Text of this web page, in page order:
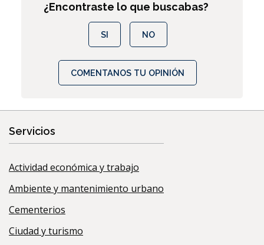
¿Encontraste lo que buscabas?
SI NO
COMENTANOS TU OPINIÓN
Servicios
Actividad económica y trabajo
Ambiente y mantenimiento urbano
Cementerios
Ciudad y turismo